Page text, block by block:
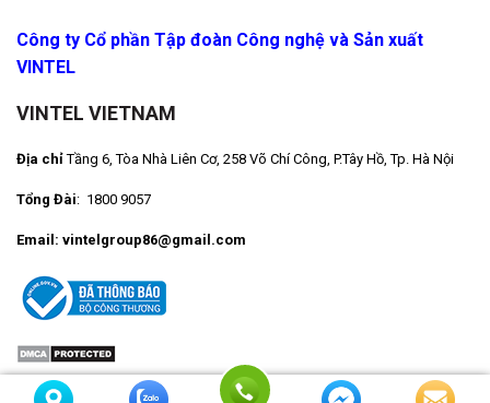
Công ty Cổ phần Tập đoàn Công nghệ và Sản xuất
VINTEL
VINTEL VIETNAM
Địa chỉTầng 6, Tòa Nhà Liên Cơ, 258 Võ Chí Công, P.Tây Hồ, Tp. Hà Nội
Tổng Đài: 1800 9057
Email: vintelgroup86@gmail.com